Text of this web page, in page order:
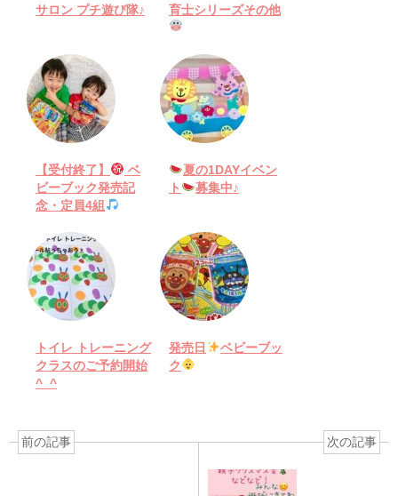
サロン プチ遊び隊♪
育士シリーズその他
【受付終了】
ベ
ビーブック発売記
念・定員4組
夏の1DAYイベン
ト
募集中♪
トイレ トレーニング
クラスのご予約開始
^_^
発売日
ベビーブッ
ク
前の記事 次の記事